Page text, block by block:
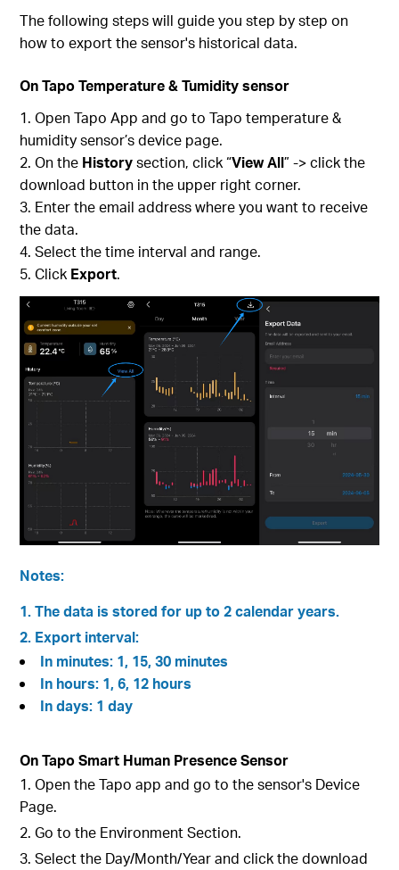
The following steps will guide you step by step on
how to export the sensor's historical data.
On Tapo Temperature & Tumidity sensor
Open Tapo App and go to Tapo temperature &
humidity sensor’s device page.
On the Historysection, click “View All” -> click the
download button in the upper right corner.
Enter the email address where you want to receive
the data.
Select the time interval and range.
Click Export.
Notes:
1. The data is stored for up to 2 calendar years.
2. Export interval:
In minutes: 1, 15, 30 minutes
In hours: 1, 6, 12 hours
In days: 1 day
On Tapo Smart Human Presence Sensor
1. Open the Tapo app and go to the sensor's Device
Page.
2. Go to the Environment Section.
3. Select the Day/Month/Year and click the download